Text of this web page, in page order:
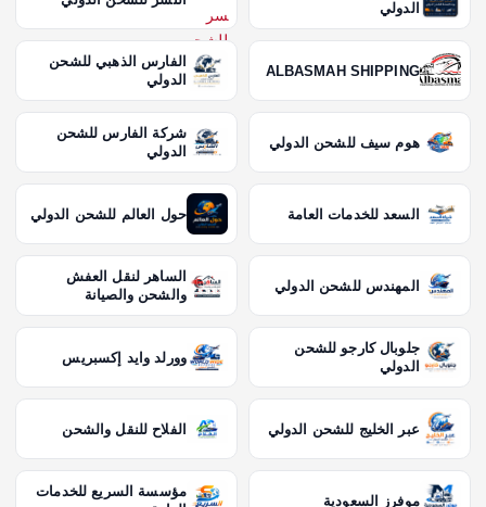
الدولي
ALBASMAH SHIPPING
الفارس الذهبي للشحن
الدولي
هوم سيف للشحن الدولي
شركة الفارس للشحن
الدولي
السعد للخدمات العامة حول العالم للشحن الدولي
المهندس للشحن الدولي
الساهر لنقل العفش
والشحن والصيانة
جلوبال كارجو للشحن
الدولي
وورلد وايد إكسبريس
عبر الخليج للشحن الدولي الفلاح للنقل والشحن
موفرز السعودية
مؤسسة السريع للخدمات